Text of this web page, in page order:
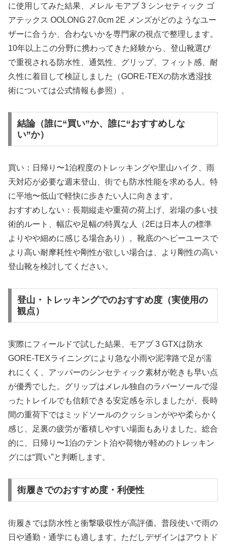
に使用してみた結果、メレル モアブ 3 シンセティック ゴ
アテックス OOLONG 27.0cm 2E メンズがどのようなユー
ザーに合うか、合わないかを専門家の視点で整理します。
10年以上この分野に携わってきた経験から、登山靴選び
で重視される防水性、通気性、グリップ、フィット感、耐
久性に着目して検証しました（GORE-TEXの防水透湿技
術については公式情報も参照）。
結論（誰に“買い”か、誰に“おすすめしな
い”か）
買い：日帰り〜1泊程度のトレッキングや里山ハイク、雨
天対応が必要な週末登山、街でも防水性能を求める人。特
に平地〜低山で軽快に歩きたい人に向きます。
おすすめしない：長期縦走や重荷の荷上げ、岩場の多い技
術的ルート、幅広や足幅の特異な人（2Eは日本人の標準
よりやや細めに感じる場合あり）。靴底のヘビーユースで
より高い耐摩耗性や剛性が欲しい場合は、より剛性の高い
登山靴を検討してください。
登山・トレッキングでのおすすめ度（実使用の
観点）
実際にフィールドで試した結果、モアブ 3 GTXは防水
GORE-TEXライニングにより急な小雨や泥濘路で足が濡
れにくく、アッパーのシンセティック素材が乾きも早い点
が優秀でした。グリップはメレル独自のラバーソールで湿
ったトレイルでも信頼できる安定感を示しましたが、長時
間の重荷下ではミッドソールのクッションがやや柔らかく
感じ、足裏の疲労が蓄積しやすい場面もありました。総合
的に、日帰り〜1泊のテント泊や荷物が軽めのトレッキン
グには“買い”と判断します。
街履きでのおすすめ度・利便性
街履きでは防水性と衝撃吸収性が高評価。普段使いで雨の
日や通勤・通学にも適します。ただしデザインはアウトド